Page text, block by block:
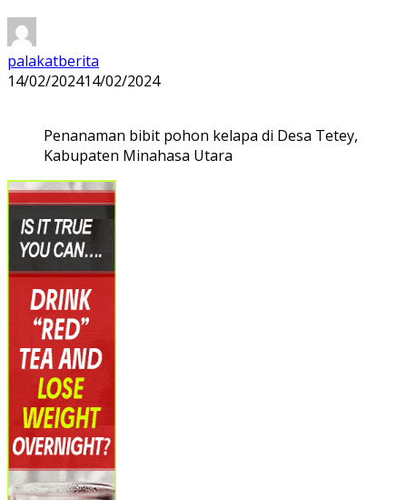
palakatberita
14/02/202414/02/2024
Penanaman bibit pohon kelapa di Desa Tetey,
Kabupaten Minahasa Utara